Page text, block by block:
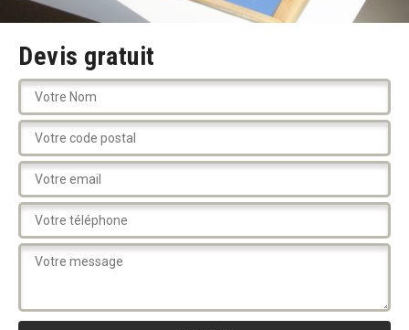
Devis gratuit